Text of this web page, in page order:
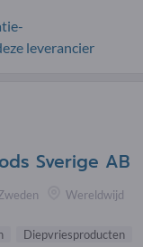
leverancier
Sverige AB
Wereldwijd
Diepvriesproducten